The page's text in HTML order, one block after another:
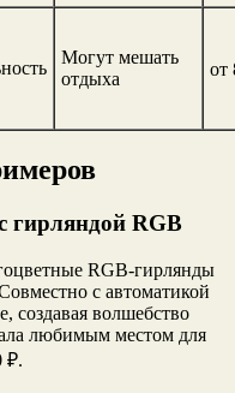
Могут мешать
отдыха
от
гирляндой RGB
RGB-гирлянды
с автоматикой
создавая волшебство
любимым местом для
₽.